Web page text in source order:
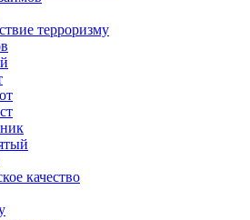
терроризму
качество